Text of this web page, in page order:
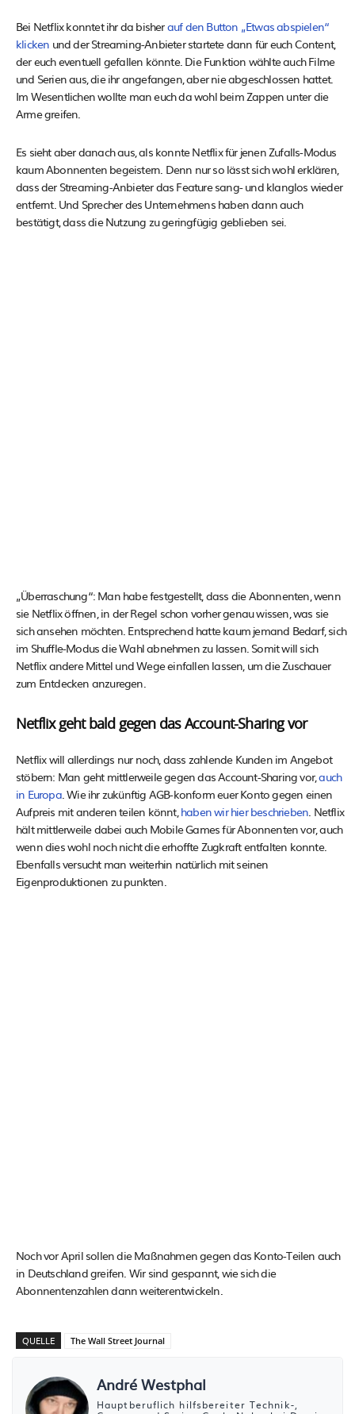
Bei Netflix konntet ihr da bisherauf den Button „Etwas abspielen“
klicken und der Streaming-Anbieter startete dann für euch Content,
der euch eventuell gefallen könnte. Die Funktion wählte auch Filme
und Serien aus, die ihr angefangen, aber nie abgeschlossen hattet.
Im Wesentlichen wollte man euch da wohl beim Zappen unter die
Arme greifen.
Es sieht aber danach aus, als konnte Netflix für jenen Zufalls-Modus
kaum Abonnenten begeistern. Denn nur so lässt sich wohl erklären,
dass der Streaming-Anbieter das Feature sang- und klanglos wieder
entfernt. Und Sprecher des Unternehmens haben dann auch
bestätigt, dass die Nutzung zu geringfügig geblieben sei.
„Überraschung“: Man habe festgestellt, dass die Abonnenten, wenn
sie Netflix öffnen, in der Regel schon vorher genau wissen, was sie
sich ansehen möchten. Entsprechend hatte kaum jemand Bedarf, sich
im Shuffle-Modus die Wahl abnehmen zu lassen. Somit will sich
Netflix andere Mittel und Wege einfallen lassen, um die Zuschauer
zum Entdecken anzuregen.
Netflix geht bald gegen das Account-Sharing vor
Netflix will allerdings nur noch, dass zahlende Kunden im Angebot
stöbern: Man geht mittlerweile gegen das Account-Sharing vor,auch
in Europa. Wie ihr zukünftig AGB-konform euer Konto gegen einen
Aufpreis mit anderen teilen könnt,haben wir hier beschrieben. Netflix
hält mittlerweile dabei auch Mobile Games für Abonnenten vor, auch
wenn dies wohl noch nicht die erhoffte Zugkraft entfalten konnte.
Ebenfalls versucht man weiterhin natürlich mit seinen
Eigenproduktionen zu punkten.
Noch vor April sollen die Maßnahmen gegen das Konto-Teilen auch
in Deutschland greifen. Wir sind gespannt, wie sich die
Abonnentenzahlen dann weiterentwickeln.
QUELLE The Wall Street Journal
André Westphal
Hauptberuflich hilfsbereiter Technik-,